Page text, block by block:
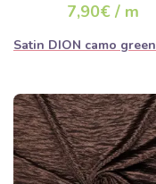
7,90€ / m
Satin DION camo green